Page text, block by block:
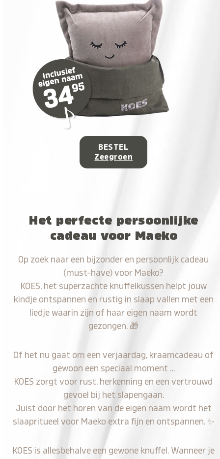
BESTEL
Zeegroen
Het perfecte persoonlijke
cadeau voor Maeko
Op zoek naar een bijzonder en persoonlijk cadeau
(must-have) voor Maeko?
KOES, het superzachte knuffelkussen helpt jouw
kindje ontspannen en rustig in slaap vallen met een
liedje waarin zijn of haar eigen naam wordt
gezongen. 🎁
Of het nu gaat om een verjaardag, kraamcadeau of
gewoon een speciaal moment …
KOES zorgt voor rust, herkenning en een vertrouwd
gevoel bij het slapengaan.
Juist door het horen van de eigen naam wordt het
slaapritueel voor Maeko extra fijn en ontspannen. ✨
KOES is allesbehalve een gewone knuffel. Wanneer je